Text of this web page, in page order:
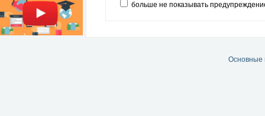
больше не показывать
Основные